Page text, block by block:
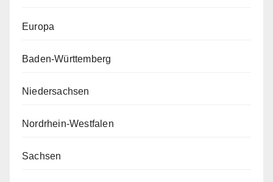
Europa
Baden-Württemberg
Niedersachsen
Nordrhein-Westfalen
Sachsen